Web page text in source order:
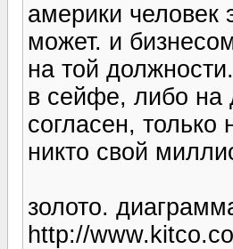
америки человек
может. и
на той
в сейфе, либо на
согласен,
никто свой
золото.
http://